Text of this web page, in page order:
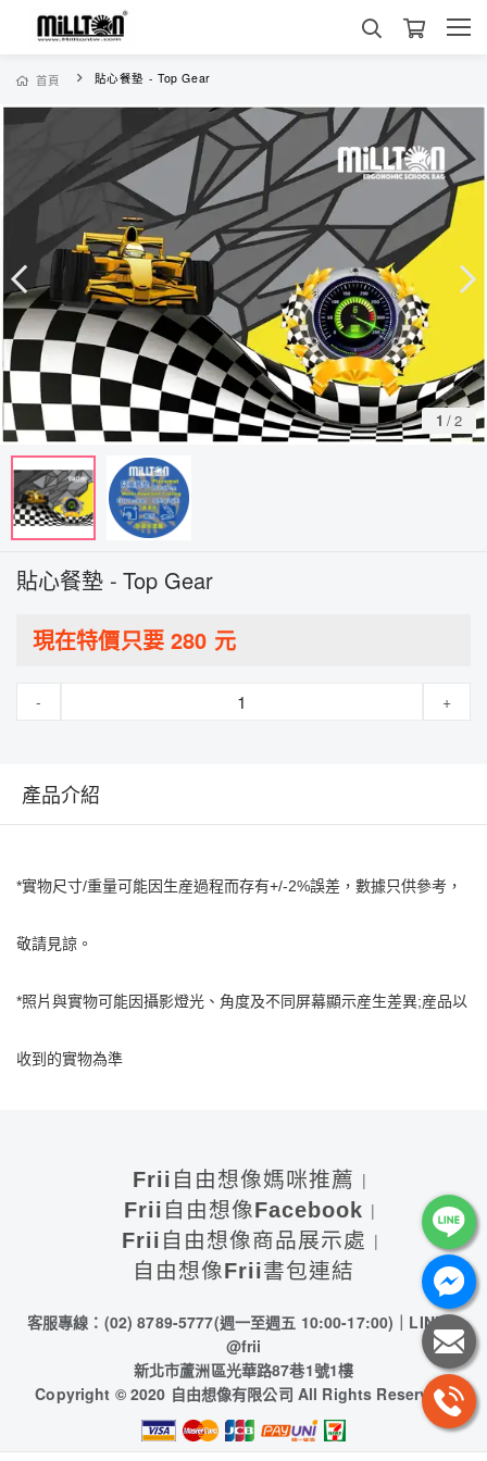
首頁 貼心餐墊 - Top Gear
1 /2
貼心餐墊 - Top Gear
現在特價只要 280 元
- +
產品介紹
*實物尺寸/重量可能因生産過程而存有+/-2%誤差，數據只供參考，
敬請見諒。
*照片與實物可能因攝影燈光、角度及不同屏幕顯示産生差異;産品以
收到的實物為準
Frii自由想像媽咪推薦
Frii自由想像Facebook
Frii自由想像商品展示處
自由想像Frii書包連結
客服專線：(02) 8789-5777(週一至週五 10:00-17:00) ｜LINE：
@frii
新北市蘆洲區光華路87巷1號1樓
Copyright © 2020 自由想像有限公司 All Rights Reserved.